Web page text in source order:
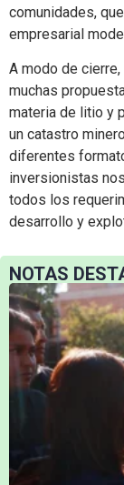
NOTAS
comunidades,
empresarial
A modo de
muchas
materia de litio y
un catastro
diferentes
inversionistas
todos los
desarrollo y